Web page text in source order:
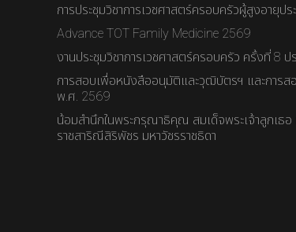
การประชุมวิชาการเวชศาสตร์ครอบครัวผู้สูงอายุ
Advance TOT Family Medicine 2569
งานประชุมวิชาการเวชศาสตร์ครอบครัว ครั้งที่ 8
การสอบเพื่อหนังสืออนุมัติและวุฒิบัตรฯ และการส
พ.ศ. 2569
น้อมสำนึกในพระกรุณาธิคุณ สมเด็จพระเจ้าลูกเธ
ราชสาริณีสิริพัชร มหาวัชรราชธิดา